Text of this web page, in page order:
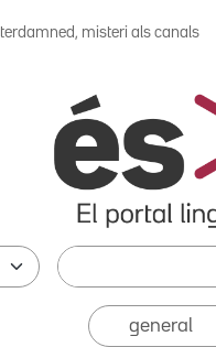
misteri als canals
general